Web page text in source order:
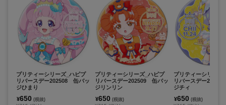
プリティーシリーズ_ハピプ
リバースデー202508 缶バッ
ジひまり
¥650 (税抜)
プリティーシリーズ_ハピプ
リバースデー202509 缶バッ
ジリンリン
¥650 (税抜)
プリティーシリーズ
リバースデー
ジチィ
¥650 (税抜)